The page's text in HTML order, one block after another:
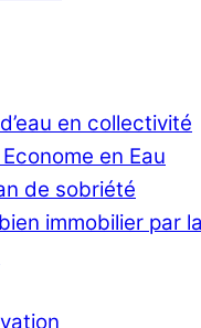
en collectivité
en Eau
de sobriété
immobilier par